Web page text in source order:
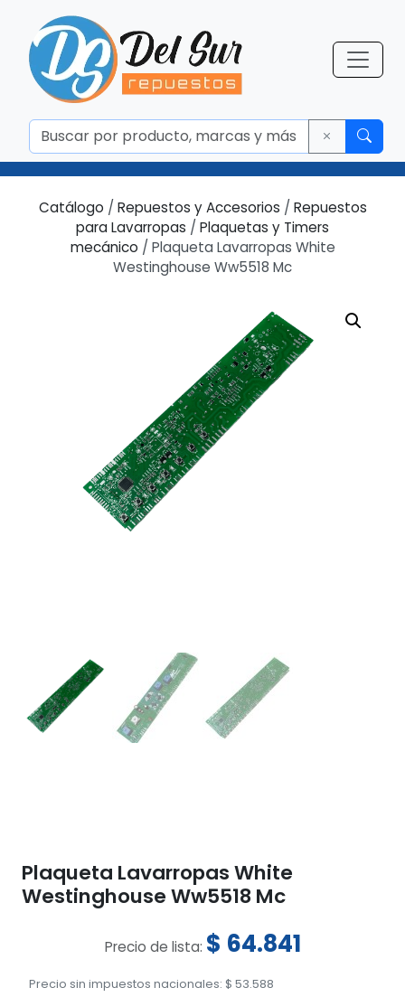
Catálogo / Repuestos y Accesorios / Repuestos
para Lavarropas / Plaquetas y Timers
mecánico / Plaqueta Lavarropas White
Westinghouse Ww5518 Mc
Plaqueta Lavarropas White
Westinghouse Ww5518 Mc
Precio de lista: $ 64.841
Precio sin impuestos nacionales: $ 53.588